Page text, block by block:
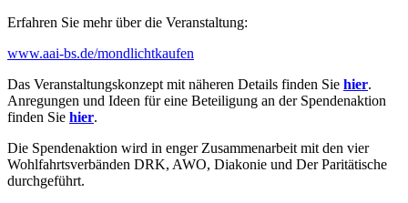
Erfahren Sie mehr über die Veranstaltung:
www.aai-bs.de/mondlichtkaufen
Das Veranstaltungskonzept mit näheren Details finden Sie hier.
Anregungen und Ideen für eine Beteiligung an der Spendenaktion
finden Sie hier.
Die Spendenaktion wird in enger Zusammenarbeit mit den vier
Wohlfahrtsverbänden DRK, AWO, Diakonie und Der Paritätische
durchgeführt.